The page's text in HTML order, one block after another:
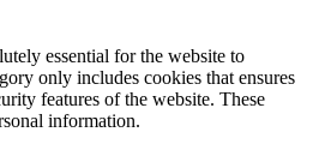
essential for the website to
only includes cookies that ensures
features of the website. These
information.